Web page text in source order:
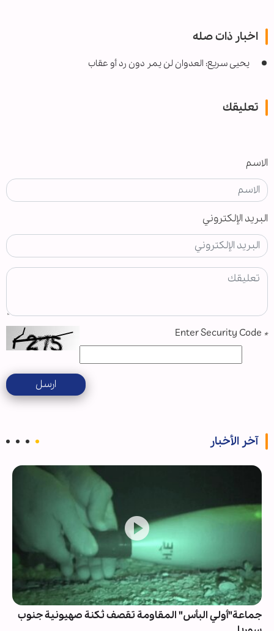
اخبار ذات صله
یحیی سریع: العدوان لن يمر دون رد أو عقاب
تعليقك
الاسم
البريد الإلكتروني
*
ارسل
آخر الأخبار
جماعة"أولي البأس" المقاومة تقصف ثكنة صهيونية جنوب